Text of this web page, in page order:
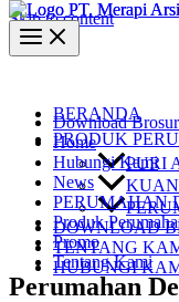
Skip to content
BERANDA
PRODUK
PURI
DOWNLOAD
TENTANG
HUBUNGI
Download Brosur
Home
Hubungi Kami
News
PERUMAHAN
Produk
Promo
Tentang Kami
Perumahan